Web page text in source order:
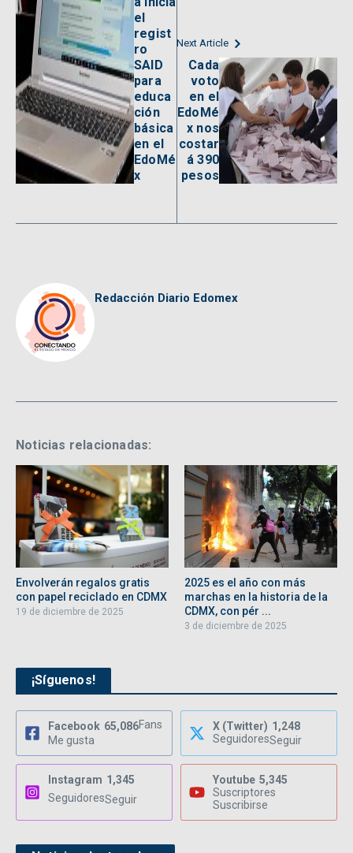
el
regist
ro
SAID
para
educa
ción
básica
en el
EdoMé
x
Next Article
Cada
voto
en el
EdoMé
x nos
costar
á 390
pesos
Redacción Diario Edomex
Noticias relacionadas:
Envolverán regalos gratis
con papel reciclado en CDMX
19 de diciembre de 2025
2025 es el año con más
marchas en la historia de la
CDMX, con pér ...
3 de diciembre de 2025
¡Síguenos!
Facebook 65,086Fans
Me gusta
X (Twitter) 1,248
SeguidoresSeguir
Instagram 1,345
SeguidoresSeguir
Youtube 5,345
Suscriptores
Suscribirse